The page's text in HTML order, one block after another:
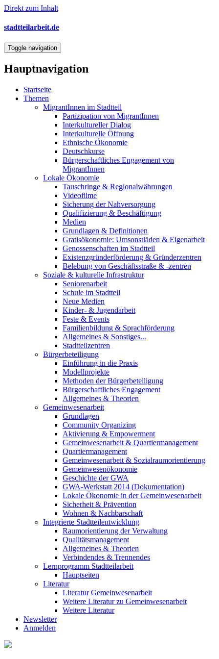
Direkt zum Inhalt
stadtteilarbeit.de
Toggle navigation
Hauptnavigation
Startseite
Themen
MigrantInnen im Stadtteil
Partizipation von MigrantInnen
Interkultureller Dialog
Interkulturelle Öffnung
Ethnische Ökonomie
Deutschkurse
Bürgerschaftliches Engagement von
MigrantInnen
Lokale Ökonomie
Tauschringe & Regionalwährungen
Videofilme
Sicherung der Nahversorgung
Qualifizierung & Beschäftigung
Medien
Grundlagen & Definitionen
Gratisökonomie: Umsonstläden & Eigenarbeit
Genossenschaften im Stadtteil
Existenzgründerförderung & Gründerzentren
Belebung von Geschäftsstraße & -zentren
Soziale & kulturelle Infrastruktur
Seniorenarbeit
Schule im Stadtteil
Neue Medien
Kinder- & Jugendarbeit
Feste & Events
Familienbildung & Sprachförderung
Allgemeines & Sonstiges...
Stadtteilzentren
Bürgerbeteiligung
Einführung in die Praxis
Modellprojekte
Methoden der Bürgerbeteiligung
Bürgerschaftliches Engagement
Allgemeines & Theorien
Gemeinwesenarbeit
Grundlagen
Community Organizing
Aktivierung & Empowerment
Gemeinwesenarbeit & Quartiermanagement
Quartiermanagement
Gemeinwesenarbeit & Sozialraumorientierung
Gemeinwesenökonomie
Geschichte der GWA
GWA-Werkstatt 2014 (Dokumentation)
Lokale Ökonomie in der Gemeinwesenarbeit
Sicherheit & Prävention
Wohnen & Nachbarschaft
Integrierte Stadtteilentwicklung
Raumorientierung der Verwaltung
Qualitätsmanagement
Allgemeines & Theorien
Verbindendes & Trennendes
Lernprogramm Stadtteilarbeit
Hauptseiten
Literatur
Literatur Gemeinwesenarbeit
Weitere Literatur zu Gemeinwesenarbeit
Weitere Literatur
Newsletter
Anmelden